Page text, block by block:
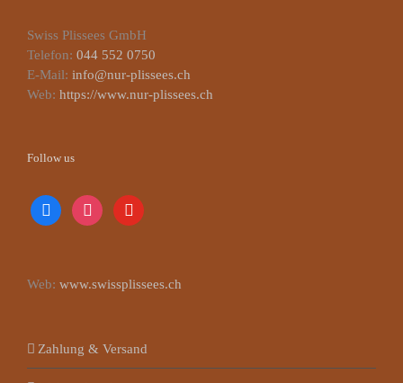
Swiss Plissees GmbH
Telefon: 044 552 0750
E-Mail: info@nur-plissees.ch
Web: https://www.nur-plissees.ch
Follow us
facebookinstagramyoutube
Web: www.swissplissees.ch
Zahlung & Versand